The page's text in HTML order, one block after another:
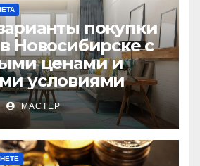
покупки
Новосибирске с
ценами и
условиями
МАСТЕР